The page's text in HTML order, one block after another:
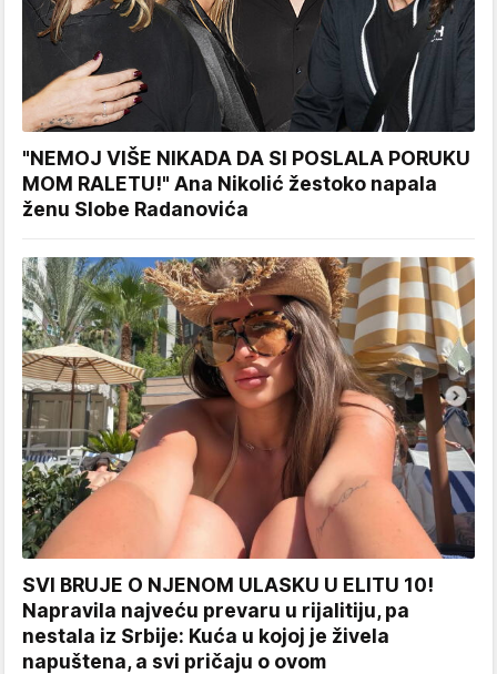
"NEMOJ VIŠE NIKADA DA SI POSLALA PORUKU
MOM RALETU!" Ana Nikolić žestoko napala
ženu Slobe Radanovića
SVI BRUJE O NJENOM ULASKU U ELITU 10!
Napravila najveću prevaru u rijalitiju, pa
nestala iz Srbije: Kuća u kojoj je živela
napuštena, a svi pričaju o ovom